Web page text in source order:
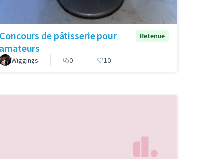
Concours de pâtisserie pour
amateurs
Retenue
Wiggings 0 10